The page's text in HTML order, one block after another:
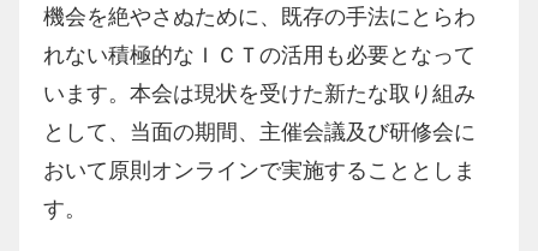
機会を絶やさぬために、既存の手法にとらわ
れない積極的なＩＣＴの活用も必要となって
います。本会は現状を受けた新たな取り組み
として、当面の期間、主催会議及び研修会に
おいて原則オンラインで実施することとしま
す。